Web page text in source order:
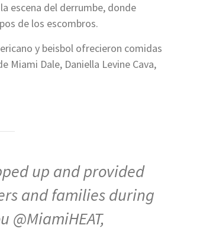
escena del derrumbe, donde
de los escombros.
y beisbol ofrecieron comidas
Miami Dale, Daniella Levine Cava,
up and provided
and families during
@MiamiHEAT,